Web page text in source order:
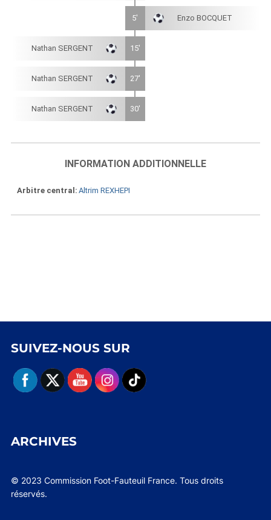
5' Enzo BOCQUET
Nathan SERGENT 15'
Nathan SERGENT 27'
Nathan SERGENT 30'
INFORMATION ADDITIONNELLE
Arbitre central Altrim REXHEPI
SUIVEZ-NOUS SUR
ARCHIVES
© 2023 Commission Foot-Fauteuil France. Tous droits
réservés.